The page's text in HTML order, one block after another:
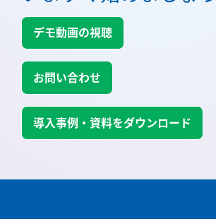
デモ動画の視聴
お問い合わせ
導入事例・資料をダウンロード